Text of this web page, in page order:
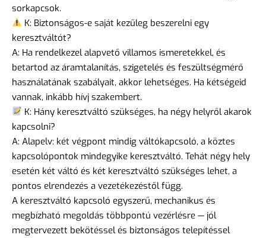
sorkapcsok.
K: Biztonságos-e saját kezűleg beszerelni egy
keresztváltót?
A: Ha rendelkezel alapvető villamos ismeretekkel, és
betartod az áramtalanítás, szigetelés és feszültségmérő
használatának szabályait, akkor lehetséges. Ha kétségeid
vannak, inkább hívj szakembert.
K: Hány keresztváltó szükséges, ha négy helyről akarok
kapcsolni?
A: Alapelv: két végpont mindig váltókapcsoló, a köztes
kapcsolópontok mindegyike keresztváltó. Tehát négy hely
esetén két váltó és két keresztváltó szükséges lehet, a
pontos elrendezés a vezetékezéstől függ.
A keresztváltó kapcsoló egyszerű, mechanikus és
megbízható megoldás többpontú vezérlésre — jól
megtervezett bekötéssel és biztonságos telepítéssel